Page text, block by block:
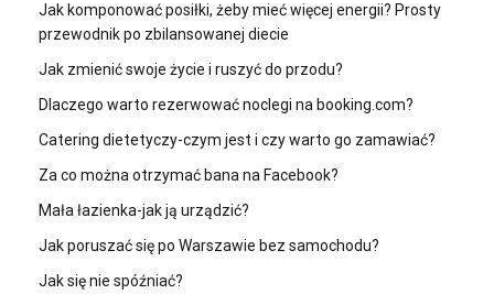
Jak komponować posiłki, żeby mieć więcej energii? Prosty
przewodnik po zbilansowanej diecie
Jak zmienić swoje życie i ruszyć do przodu?
Dlaczego warto rezerwować noclegi na booking.com?
Catering dietetyczy-czym jest i czy warto go zamawiać?
Za co można otrzymać bana na Facebook?
Mała łazienka-jak ją urządzić?
Jak poruszać się po Warszawie bez samochodu?
Jak się nie spóźniać?